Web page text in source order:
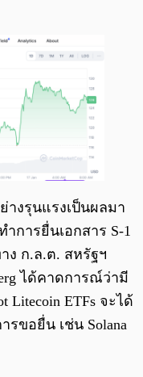
างรุนแรงเป็นผลมา
ำการยื่นเอกสาร S-1
ง ก.ล.ต. สหรัฐฯ
ได้คาดการณ์ว่ามี
Litecoin ETFs จะได้
ขอยื่น เช่น Solana